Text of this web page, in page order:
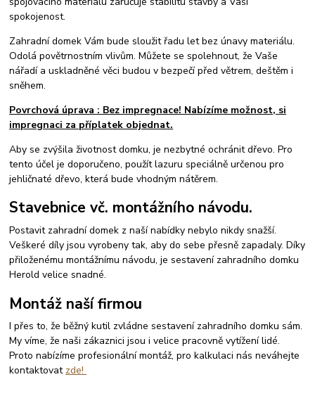
spokojenost.
Zahradní domek Vám bude sloužit řadu let bez únavy materiálu.
Odolá povětrnostním vlivům. Můžete se spolehnout, že Vaše
nářadí a uskladněné věci budou v bezpečí před větrem, deštěm i
sněhem.
Povrchová úprava : Bez impregnace! Nabízíme možnost, si
impregnaci za příplatek objednat.
Aby se zvýšila životnost domku, je nezbytné ochránit dřevo. Pro
tento účel je doporučeno, použít lazuru speciálně určenou pro
jehličnaté dřevo, která bude vhodným nátěrem.
Stavebnice vč. montážního návodu.
Postavit zahradní domek z naší nabídky nebylo nikdy snažší.
Veškeré díly jsou vyrobeny tak, aby do sebe přesně zapadaly. Díky
přiloženému montážnímu návodu, je sestavení zahradního domku
Herold velice snadné.
Montáž naší firmou
I přes to, že běžný kutil zvládne sestavení zahradního domku sám.
My víme, že naši zákaznici jsou i velice pracovně vytížení lidé.
Proto nabízíme profesionální montáž, pro kalkulaci nás neváhejte
kontaktovat zde!